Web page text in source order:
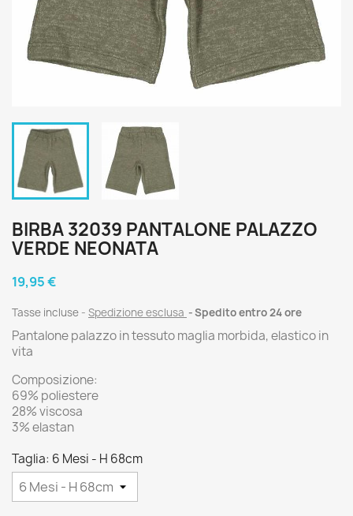
BIRBA 32039 PANTALONE PALAZZO
VERDE NEONATA
19,95 €
Tasse incluse Spedizione esclusa Spedito entro 24 ore
Pantalone palazzo in tessuto maglia morbida, elastico in
vita
Composizione:
69% poliestere
28% viscosa
3% elastan
Taglia: 6 Mesi - H 68cm